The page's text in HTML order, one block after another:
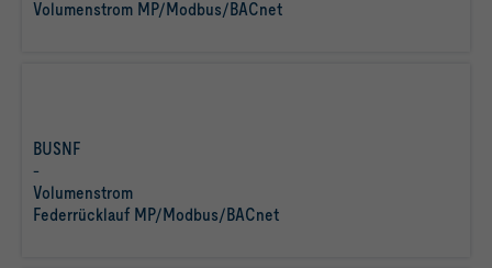
Volumenstrom MP/Modbus/BACnet
BUSNF
-
Volumenstrom
Federrücklauf MP/Modbus/BACnet
mehr